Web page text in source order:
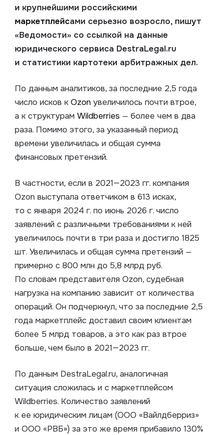
и крупнейшими российскими
маркетплейсами серьезно возросло, пишут
«Ведомости» со ссылкой на данные
юридического сервиса DestraLegal.ru
и статистики картотеки арбитражных дел.
По данным аналитиков, за последние 2,5 года
число исков к Ozon увеличилось почти втрое,
а к структурам Wildberries — более чем в два
раза. Помимо этого, за указанный период
времени увеличилась и общая сумма
финансовых претензий.
В частности, если в 2021—2023 гг. компания
Ozon выступала ответчиком в 613 исках,
то с января 2024 г. по июнь 2026 г. число
заявлений с различными требованиями к ней
увеличилось почти в три раза и достигло 1825
шт. Увеличилась и общая сумма претензий —
примерно с 800 млн до 5,8 млрд руб.
По словам представителя Ozon, судебная
нагрузка на компанию зависит от количества
операций. Он подчеркнул, что за последние 2,5
года маркетплейс доставил своим клиентам
более 5 млрд товаров, а это как раз втрое
больше, чем было в 2021—2023 гг.
По данным DestraLegal.ru, аналогичная
ситуация сложилась и с маркетплейсом
Wildberries. Количество заявлений
к ее юридическим лицам (ООО «Вайлдберриз»
и ООО «РВБ») за это же время прибавило 130%